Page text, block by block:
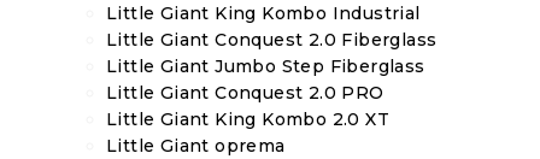
Little Giant King Kombo Industrial
Little Giant Conquest 2.0 Fiberglass
Little Giant Jumbo Step Fiberglass
Little Giant Conquest 2.0 PRO
Little Giant King Kombo 2.0 XT
Little Giant oprema